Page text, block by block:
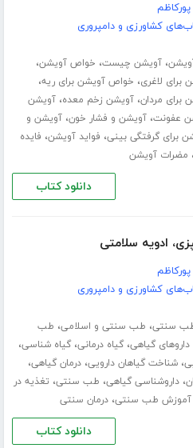
کشاورزی و دامپروری
،آویشن چیست، خواص آویشن،
برای لاغری، خواص آویشن برای ریه،
برای مردان،آویشن زخم معده،آویشن
عفونت،آویشن و فشار خون،آویشن و
برای گرفتگی بینی، فواید آویشن، فایده
، مضرات آویشن
دانلود کتاب
ادویه سلامتی
کشاورزی و دامپروری
سنتی، طب سنتی و اسلامی، طب
داروهای گیاهی،گیاه درمانی،گیاه شناسی،
،شناخت گیاهان دارویی،درمان گیاهی،
،داروشناسی گیاهی، طب سنتی، تغذیه در
آموزش طب سنتی،درمان سنتی
دانلود کتاب